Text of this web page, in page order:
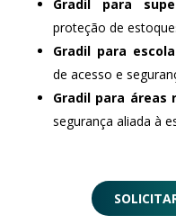
Gradil para
proteção de
Gradil para
de acesso e
Gradil para áreas
segurança aliada à